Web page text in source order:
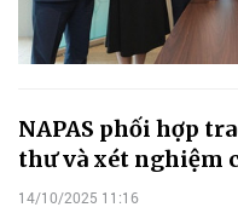
NAPAS phối hợp
thư và xét nghiệm
14/10/2025 11:16